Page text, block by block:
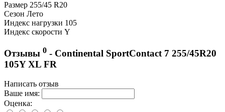
Размер 255/45 R20
Сезон Лето
Индекс нагрузки 105
Индекс скорости Y
Отзывы 0 - Continental SportContact 7 255/45R20
105Y XL FR
Написать отзыв
Ваше имя:
Оценка: